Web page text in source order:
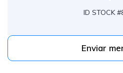
ID STOCK
Enviar